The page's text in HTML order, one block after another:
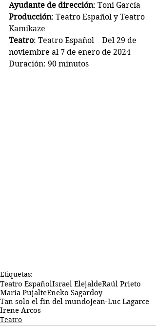
Ayudante de dirección: Toni García
Producción: Teatro Español y Teatro
Kamikaze
Teatro: Teatro Español    Del 29 de
noviembre al 7 de enero de 2024
Duración: 90 minutos
Etiquetas:
Teatro EspañolIsrael ElejaldeRaúl Prieto
María PujalteEneko Sagardoy
Tan solo el fin del mundoJean-Luc Lagarce
Irene Arcos
Teatro